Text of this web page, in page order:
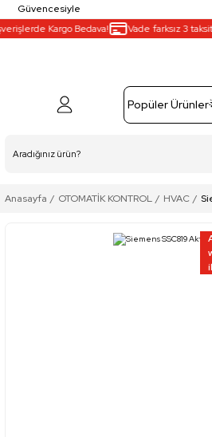
Güvencesiyle
Kargo Bedava!
Vade farksız 3 taksit
Popüler
Anasayfa OTOMATİK KONTROL HVAC